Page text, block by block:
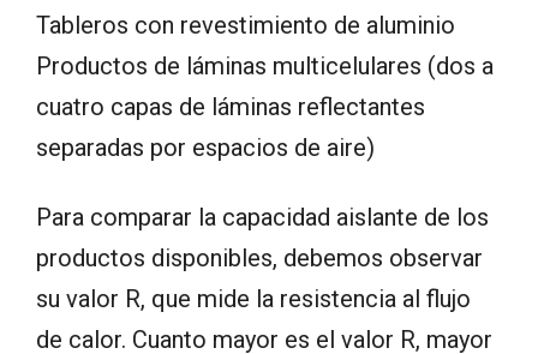
Tableros con revestimiento de aluminio
Productos de láminas multicelulares (dos a
cuatro capas de láminas reflectantes
separadas por espacios de aire)
Para comparar la capacidad aislante de los
productos disponibles, debemos observar
su valor R, que mide la resistencia al flujo
de calor. Cuanto mayor es el valor R, mayor